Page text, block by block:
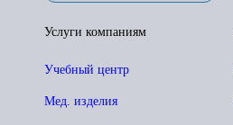
Услуги компаниям
Учебный центр
Мед. изделия